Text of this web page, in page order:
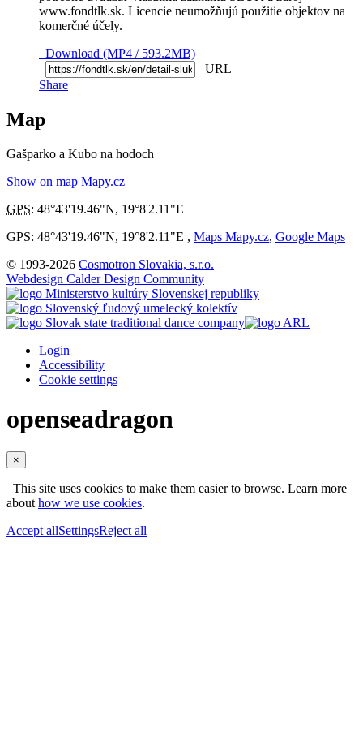
www.fondtlk.sk. Licencie neumožňujú použitie objektov na
komerčné účely.
Download (MP4 / 593.2MB)
URL
Share
Map
Gašparko a Kubo na hodoch
Show on map Mapy.cz
GPS: 48°43'19.46"N, 19°8'2.11"E
GPS: 48°43'19.46"N, 19°8'2.11"E , Maps Mapy.cz, Google Maps
© 1993-2026 Cosmotron Slovakia, s.r.o.
Webdesign Calder Design Community
Login
Accessibility
Cookie settings
openseadragon
×
This site uses cookies to make them easier to browse. Learn more
abouthow we use cookies.
Accept allSettingsReject all